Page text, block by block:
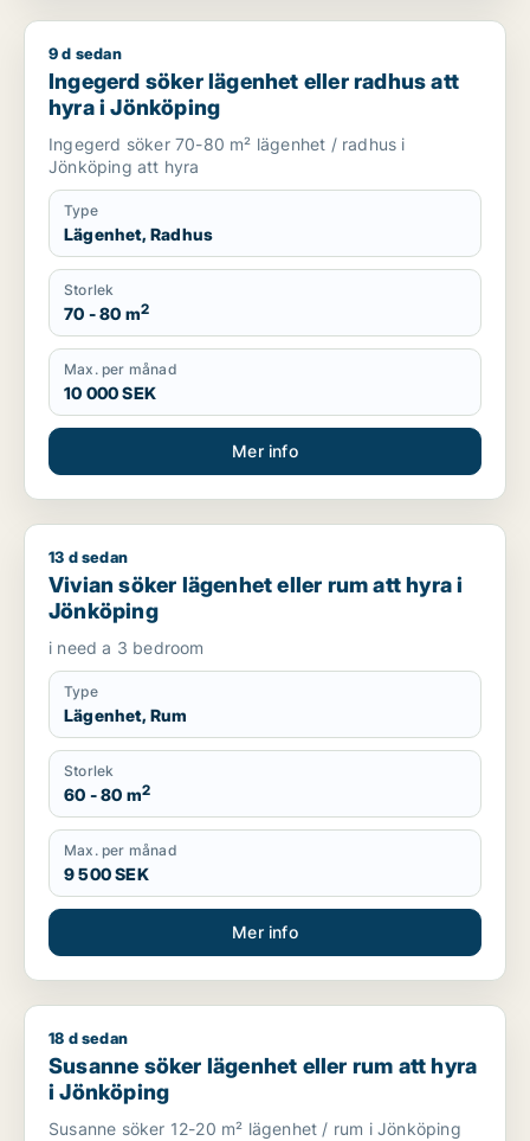
Ingegerd söker lägenhet eller radhus att hyra i Jönköping
9 d sedan
Ingegerd söker lägenhet eller radhus att
hyra i Jönköping
Ingegerd söker 70-80 m² lägenhet / radhus i
Jönköping att hyra
Type
Lägenhet, Radhus
Storlek
70 - 80 m2
Max. per månad
10 000 SEK
Mer info
Vivian söker lägenhet eller rum att hyra i Jönköping
13 d sedan
Vivian söker lägenhet eller rum att hyra i
Jönköping
i need a 3 bedroom
Type
Lägenhet, Rum
Storlek
60 - 80 m2
Max. per månad
9 500 SEK
Mer info
Susanne söker lägenhet eller rum att hyra i Jönköping
18 d sedan
Susanne söker lägenhet eller rum att hyra
i Jönköping
Susanne söker 12-20 m² lägenhet / rum i Jönköping